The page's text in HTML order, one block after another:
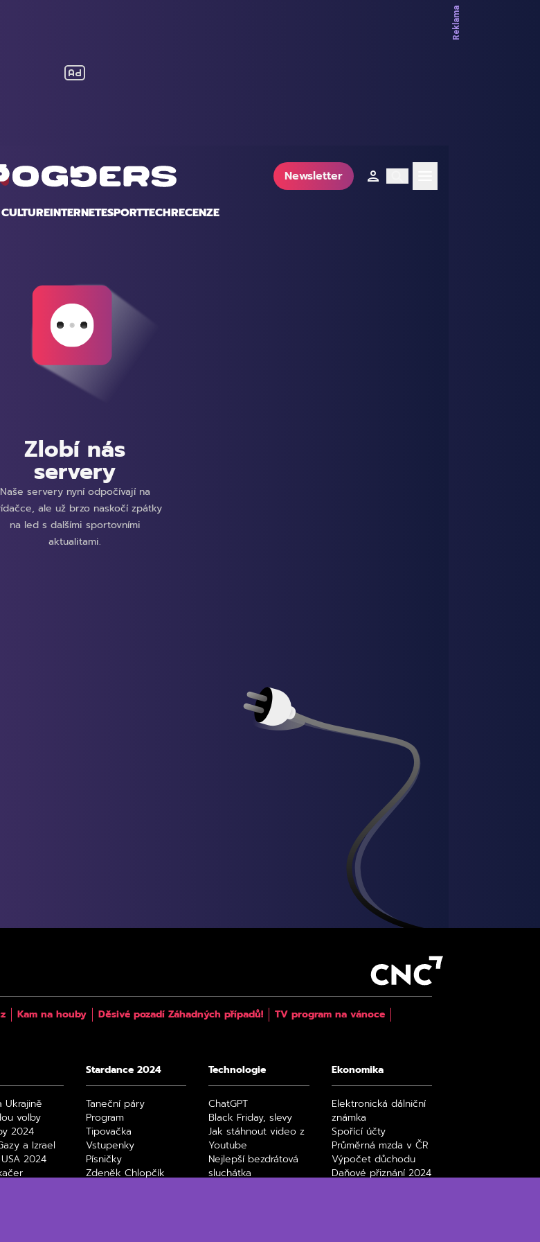
Newsletter
INTERNETESPORTTECHRECENZE
Zlobí nás
servery
Naše servery nyní odpočívají na
ale už brzo naskočí zpátky
na led s dalšími sportovními
aktualitami.
Kam na houby Děsivé pozadí Záhadných případů!
TV program na vánoce
Ukrajině
volby
2024
a Izrael
2024
Stardance 2024
Taneční páry
Program
Tipovačka
Vstupenky
Písničky
Zdeněk Chlopčík
Technologie
ChatGPT
Black Friday, slevy
Jak stáhnout video z
Youtube
Nejlepší bezdrátová
sluchátka
Ekonomika
Elektronická dálniční
známka
Spořící účty
Průměrná mzda v ČR
Výpočet důchodu
Daňové přiznání 2024